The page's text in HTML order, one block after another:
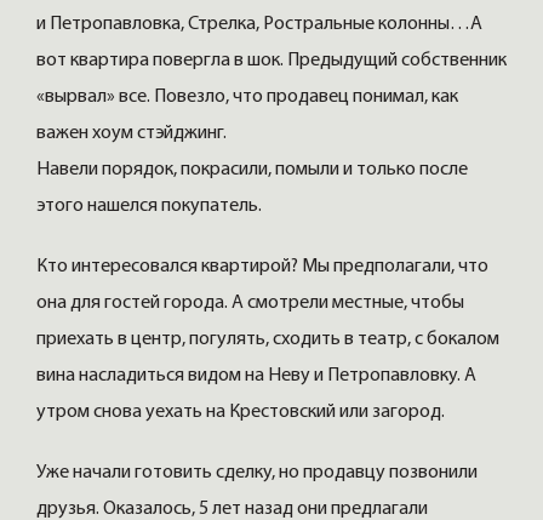
и Петропавловка, Стрелка, Ростральные колонны…А
вот квартира повергла в шок. Предыдущий собственник
«вырвал» все. Повезло, что продавец понимал, как
важен хоум стэйджинг.
Навели порядок, покрасили, помыли и только после
этого нашелся покупатель.
Кто интересовался квартирой? Мы предполагали, что
она для гостей города. А смотрели местные, чтобы
приехать в центр, погулять, сходить в театр, с бокалом
вина насладиться видом на Неву и Петропавловку. А
утром снова уехать на Крестовский или загород.
Уже начали готовить сделку, но продавцу позвонили
друзья. Оказалось, 5 лет назад они предлагали